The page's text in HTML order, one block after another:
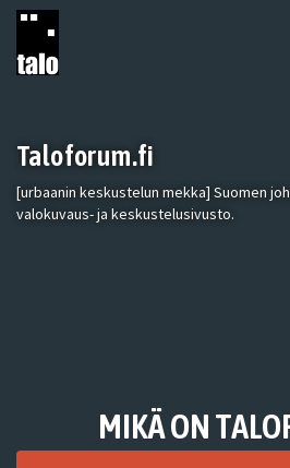
Taloforum.fi
[urbaanin keskustelun mekka] Suomen
valokuvaus- ja keskustelusivusto.
MIKÄ ON